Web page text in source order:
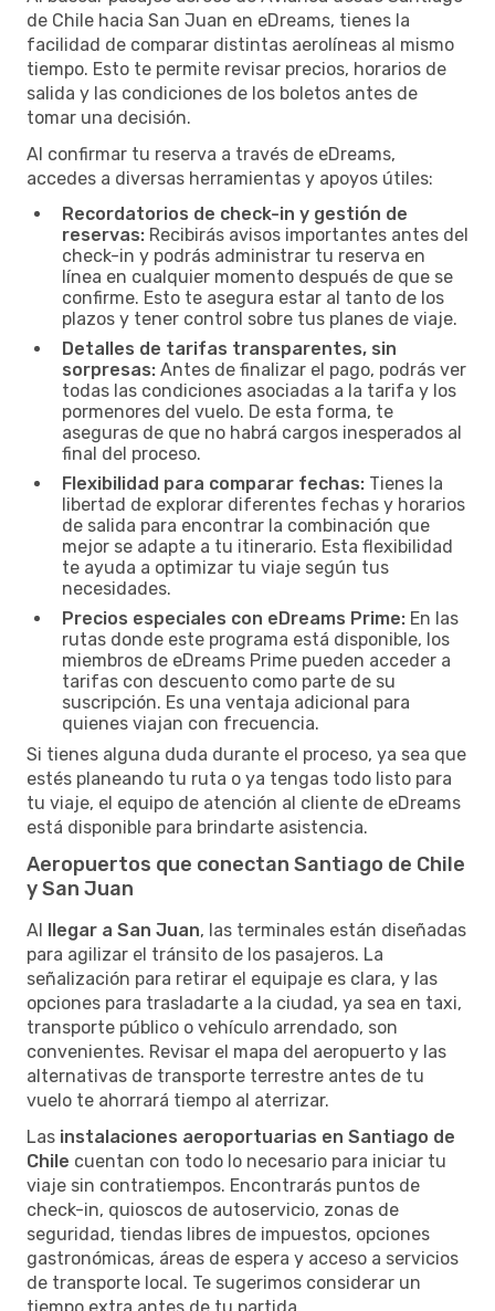
de Chile hacia San Juan en eDreams, tienes la
facilidad de comparar distintas aerolíneas al mismo
tiempo. Esto te permite revisar precios, horarios de
salida y las condiciones de los boletos antes de
tomar una decisión.
Al confirmar tu reserva a través de eDreams,
accedes a diversas herramientas y apoyos útiles:
Recordatorios de check-in y gestión de
reservas: Recibirás avisos importantes antes del
check-in y podrás administrar tu reserva en
línea en cualquier momento después de que se
confirme. Esto te asegura estar al tanto de los
plazos y tener control sobre tus planes de viaje.
Detalles de tarifas transparentes, sin
sorpresas: Antes de finalizar el pago, podrás ver
todas las condiciones asociadas a la tarifa y los
pormenores del vuelo. De esta forma, te
aseguras de que no habrá cargos inesperados al
final del proceso.
Flexibilidad para comparar fechas: Tienes la
libertad de explorar diferentes fechas y horarios
de salida para encontrar la combinación que
mejor se adapte a tu itinerario. Esta flexibilidad
te ayuda a optimizar tu viaje según tus
necesidades.
Precios especiales con eDreams Prime: En las
rutas donde este programa está disponible, los
miembros de eDreams Prime pueden acceder a
tarifas con descuento como parte de su
suscripción. Es una ventaja adicional para
quienes viajan con frecuencia.
Si tienes alguna duda durante el proceso, ya sea que
estés planeando tu ruta o ya tengas todo listo para
tu viaje, el equipo de atención al cliente de eDreams
está disponible para brindarte asistencia.
Aeropuertos que conectan Santiago de Chile
y San Juan
Al llegar a San Juan, las terminales están diseñadas
para agilizar el tránsito de los pasajeros. La
señalización para retirar el equipaje es clara, y las
opciones para trasladarte a la ciudad, ya sea en taxi,
transporte público o vehículo arrendado, son
convenientes. Revisar el mapa del aeropuerto y las
alternativas de transporte terrestre antes de tu
vuelo te ahorrará tiempo al aterrizar.
Las instalaciones aeroportuarias en Santiago de
Chile cuentan con todo lo necesario para iniciar tu
viaje sin contratiempos. Encontrarás puntos de
check-in, quioscos de autoservicio, zonas de
seguridad, tiendas libres de impuestos, opciones
gastronómicas, áreas de espera y acceso a servicios
de transporte local. Te sugerimos considerar un